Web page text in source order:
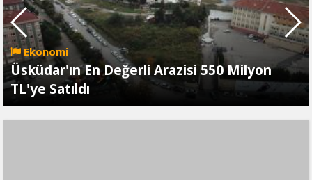
Ekonomi
Üsküdar'ın En Değerli Arazisi 550 Milyon
TL'ye Satıldı